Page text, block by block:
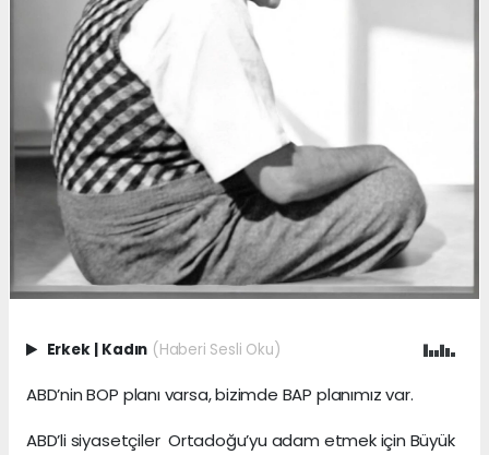
Erkek | Kadın (Haberi Sesli Oku)
ABD’nin BOP planı varsa, bizimde BAP planımız var.
ABD’li siyasetçiler Ortadoğu’yu adam etmek için Büyük